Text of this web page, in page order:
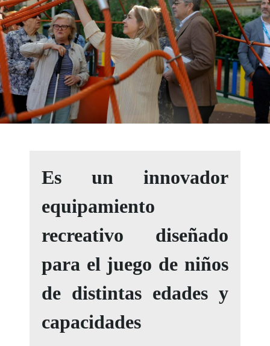
Es un innovador
equipamiento
recreativo diseñado
para el juego de niños
de distintas edades y
capacidades